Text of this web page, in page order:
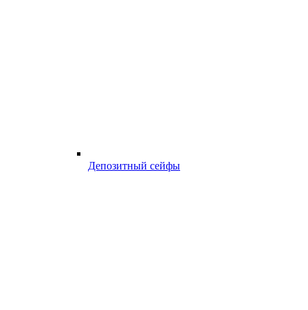
Депозитный сейфы